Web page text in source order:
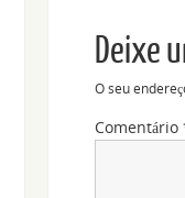
Deixe
O seu
Comentário